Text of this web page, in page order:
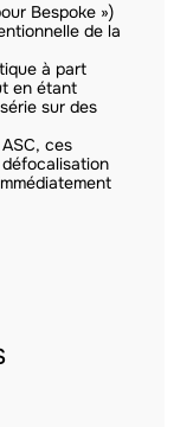
Bespoke »)
de la
à part
en étant
sur des
ces